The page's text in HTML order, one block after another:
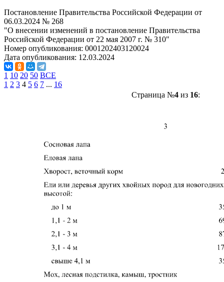
Постановление Правительства Российской Федерации от
06.03.2024 № 268
"О внесении изменений в постановление Правительства
Российской Федерации от 22 мая 2007 г. № 310"
Номер опубликования: 0001202403120024
Дата опубликования: 12.03.2024
1 10 20 50 ВСЕ
1 2 3 4 5 6 7 ... 16
Страница №4из 16: